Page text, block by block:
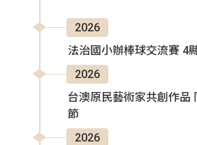
2026
法治國小辦棒球交流賽 4
2026
台澳原民藝術家共創作品
節
2026